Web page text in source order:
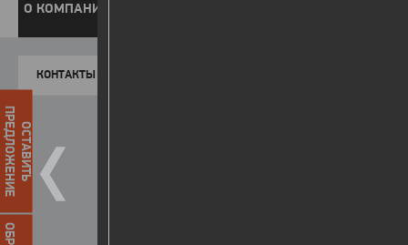
О КОМПАНИИ
КОНТАКТЫ
ОСТАВИТЬ
ПРЕДЛОЖЕНИЕ